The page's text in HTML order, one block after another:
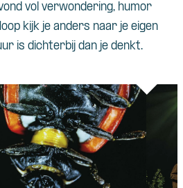
vol verwondering, humor
kijk je anders naar je eigen
is dichterbij dan je denkt.